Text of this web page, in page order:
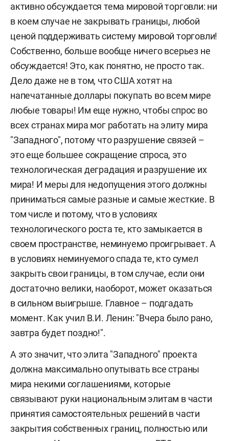
активно обсуждается тема мировой торговли: ни
в коем случае не закрывать границы, любой
ценой поддерживать систему мировой торговли!
Собственно, больше вообще ничего всерьез не
обсуждается! Это, как понятно, не просто так.
Дело даже не в том, что США хотят на
напечатанные доллары покупать во всем мире
любые товары! Им еще нужно, чтобы спрос во
всех странах мира мог работать на элиту мира
"Западного", потому что разрушение связей –
это еще большее сокращение спроса, это
технологическая деградация и разрушение их
мира! И меры для недопущения этого должны
приниматься самые разные и самые жесткие. В
том числе и потому, что в условиях
технологического роста те, кто замыкается в
своем пространстве, неминуемо проигрывает. А
в условиях неминуемого спада те, кто сумел
закрыть свои границы, в том случае, если они
достаточно велики, наоборот, может оказаться
в сильном выигрыше. Главное – подгадать
момент. Как учил В.И. Ленин: "Вчера было рано,
завтра будет поздно!".
А это значит, что элита "Западного" проекта
должна максимально опутывать все страны
мира некими соглашениями, которые
связывают руки национальным элитам в части
принятия самостоятельных решений в части
закрытия собственных границ, полностью или